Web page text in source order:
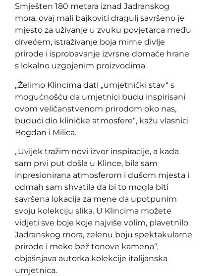
Smješten 180 metara iznad Jadranskog
mora, ovaj mali bajkoviti dragulj savršeno je
mjesto za uživanje u zvuku povjetarca među
drvećem, istraživanje boja mirne divlje
prirode i isprobavanje izvrsne domaće hrane
s lokalno uzgojenim proizvodima.
„Želimo Klincima dati „umjetnički stav“ s
mogućnošću da umjetnici budu inspirisani
ovom veličanstvenom prirodom oko nas,
budući dio kliničke atmosfere“, kažu vlasnici
Bogdan i Milica.
„Uvijek tražim novi izvor inspiracije, a kada
sam prvi put došla u Klince, bila sam
inpresionirana atmosferom i dušom mjesta i
odmah sam shvatila da bi to mogla biti
savršena lokacija za mene da upotpunim
svoju kolekciju slika. U Klincima možete
vidjeti sve boje koje najviše volim, plavetnilo
Jadranskog mora, zelenu boju spektakularne
prirode i meke bež tonove kamena“,
objašnjava autorka kolekcije italijanska
umjetnica.